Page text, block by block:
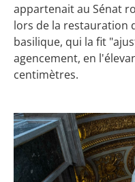
appartenait au Sénat
lors de la restauration
basilique, qui la fit
agencement, en
centimètres.